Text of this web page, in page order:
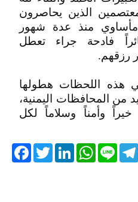
الذين يحاصرون
منذ عدة شهور
فادحة جراء تعطل
رزقهم.
هذه اللحظات هطولها
من المحافظات اليمنية،
خيراً وأمناً وسلاماً لكل
TwitterLinkedIn
WhatsApp Line
Telegram